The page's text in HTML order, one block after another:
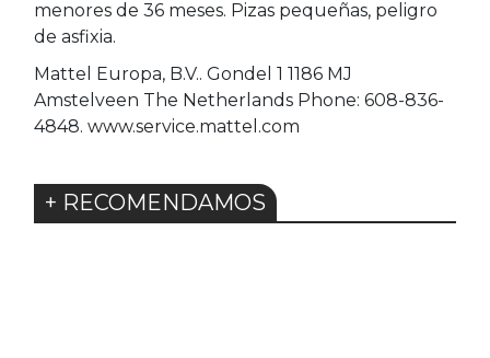
menores de 36 meses. Pizas pequeñas, peligro
de asfixia.
Mattel Europa, B.V.. Gondel 1 1186 MJ
Amstelveen The Netherlands Phone: 608-836-
4848. www.service.mattel.com
+ RECOMENDAMOS